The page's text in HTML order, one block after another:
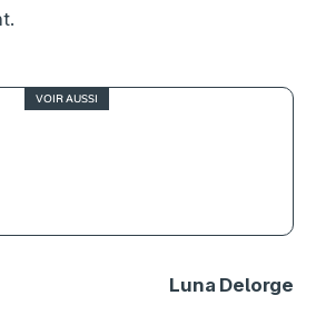
VOIR AUSSI
Luna Delorge